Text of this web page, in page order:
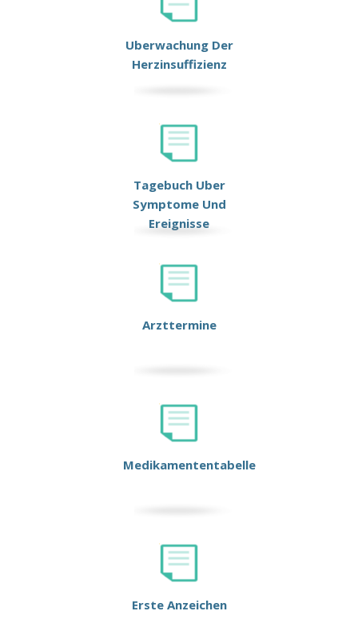
Uberwachung Der
Herzinsuffizienz
Tagebuch Uber
Symptome Und
Ereignisse
Arzttermine
Medikamententabelle
Erste Anzeichen